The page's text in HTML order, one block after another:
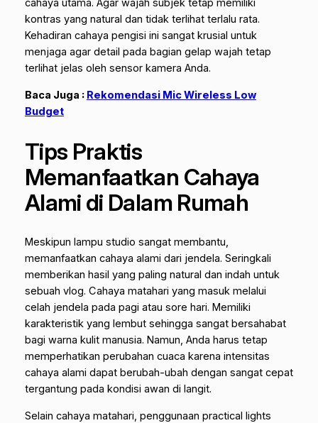
cahaya utama. Agar wajah subjek tetap memiliki
kontras yang natural dan tidak terlihat terlalu rata.
Kehadiran cahaya pengisi ini sangat krusial untuk
menjaga agar detail pada bagian gelap wajah tetap
terlihat jelas oleh sensor kamera Anda.
Baca Juga : Rekomendasi Mic Wireless Low
Budget
Tips Praktis
Memanfaatkan Cahaya
Alami di Dalam Rumah
Meskipun lampu studio sangat membantu,
memanfaatkan cahaya alami dari jendela. Seringkali
memberikan hasil yang paling natural dan indah untuk
sebuah vlog. Cahaya matahari yang masuk melalui
celah jendela pada pagi atau sore hari. Memiliki
karakteristik yang lembut sehingga sangat bersahabat
bagi warna kulit manusia. Namun, Anda harus tetap
memperhatikan perubahan cuaca karena intensitas
cahaya alami dapat berubah-ubah dengan sangat cepat
tergantung pada kondisi awan di langit.
Selain cahaya matahari, penggunaan practical lights